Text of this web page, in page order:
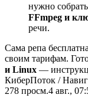
нужно
FFmpeg и
речи.
Сама репа
своим тарифам.
и Linux —
КиберПоток /
278 просм.4 авг.,